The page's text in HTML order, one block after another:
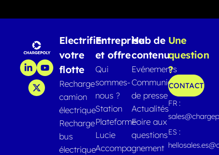
Electrifier
votre
flotte
Recharge
camion
électrique
Recharge
bus
électrique
Entreprise
et offre
Qui
sommes-
nous ?
Station
Plateforme
Lucie
Accompagnement
Hub de
contenu
Evénements
Communiqués
de presse
Actualités
Foire aux
questions
Une
question
?
CONTACT
FR :
ES :